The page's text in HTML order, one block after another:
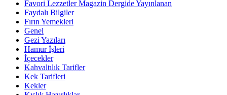
Favori Lezzetler Magazin Dergide Yayınlanan
Faydalı Bilgiler
Fırın Yemekleri
Genel
Gezi Yazıları
Hamur İşleri
İçecekler
Kahvaltılık Tarifler
Kek Tarifleri
Kekler